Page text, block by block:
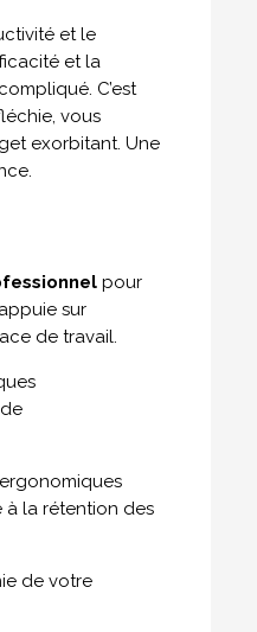
et le
et la
C’est
vous
exorbitant. Une
pour
sur
de travail.
la rétention des
de votre